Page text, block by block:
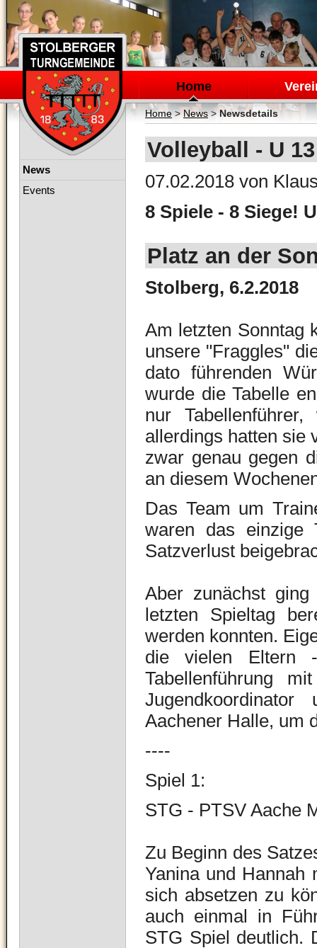
Navigation
überspringen
Home
Home> News>Newsdetails
Volleyball - U
07.02.2018 von
8 Spiele - 8 Siege!
Platz an der
Stolberg, 6.2.2018
Am letzten Sonntag
unsere "Fraggles"
dato führenden
wurde die Tabelle
nur
allerdings hatten sie
zwar genau gegen
an diesem
Das Team um
waren das einzige
Satzverlust
Aber zunächst
letzten Spieltag
werden konnten.
die vielen Eltern
Tabellenführung
Aachener Halle, um
----
Spiel 1:
STG - PTSV Aache
Zu Beginn des
Yanina und Hannah
sich absetzen zu
auch einmal in
STG Spiel deutlich.
Navigation
News
Events